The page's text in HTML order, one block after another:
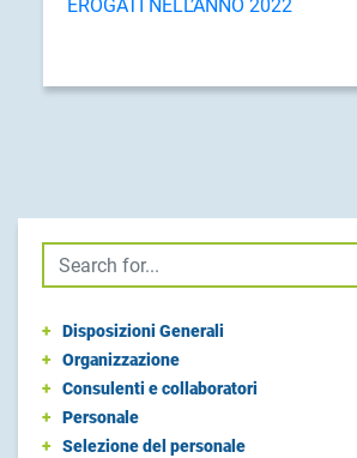
EROGATI NELL’ANNO 2022
Cerca
+
Disposizioni Generali
+
Organizzazione
+
Consulenti e collaboratori
+
Personale
+
Selezione del personale